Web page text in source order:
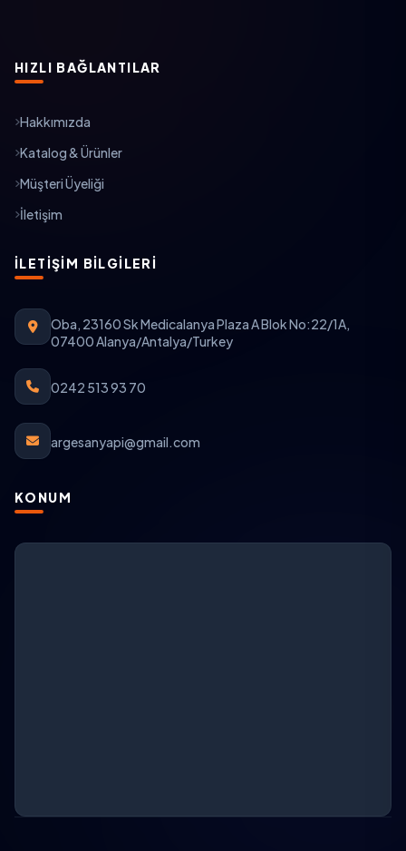
HIZLI BAĞLANTILAR
Hakkımızda
Katalog & Ürünler
Müşteri Üyeliği
İletişim
İLETIŞIM BILGILERI
Oba, 23160 Sk Medicalanya Plaza A Blok No:22/1A,
07400 Alanya/Antalya/Turkey
0242 513 93 70
argesanyapi@gmail.com
KONUM